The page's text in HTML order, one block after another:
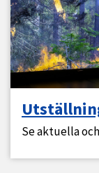
Se aktuella